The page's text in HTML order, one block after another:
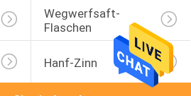
Wegwerfsaft-
Flaschen
Hanf-Zinn